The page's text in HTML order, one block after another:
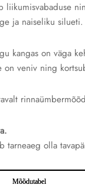
liikumisvabaduse
ja naiseliku silueti.
kangas on väga
on veniv ning
tarneaeg olla
Mõõdutabel